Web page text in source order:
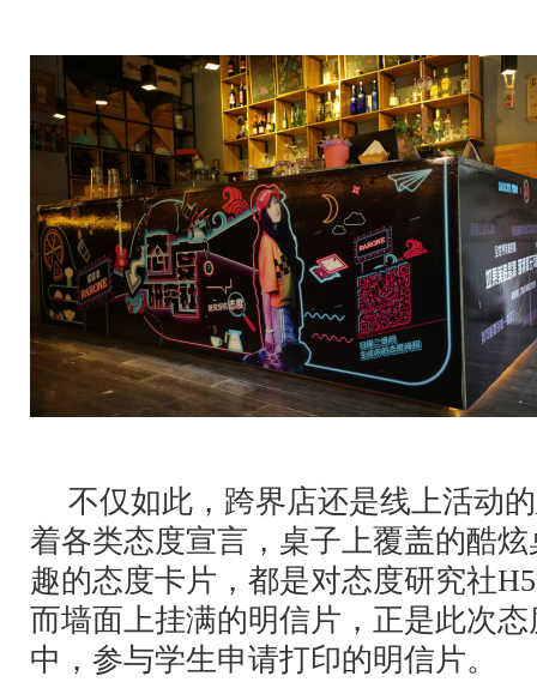
不仅如此，跨界店还是线上活动
着各类态度宣言，桌子上覆盖的酷
趣的态度卡片，都是对态度研究社
而墙面上挂满的明信片，正是此次
中，参与学生申请打印的明信片。